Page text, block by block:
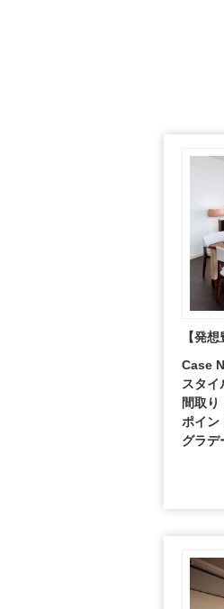
【発
Case
スタイ
間取
ポイン
グラデ
成熟